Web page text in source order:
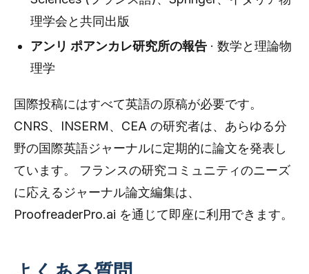
理学会と共同出版
アンリ ポアンカレ研究所の報告 · 数学と理論物
理学
国際投稿にはすべて英語の原稿が必要です。
CNRS、INSERM、CEA の研究者は、あらゆる分
野の国際英語ジャーナルに定期的に論文を発表し
ています。 フランスの研究コミュニティのニーズ
に応えるジャーナル論文編集は、
ProofreaderPro.ai を通じて即座に利用できます。